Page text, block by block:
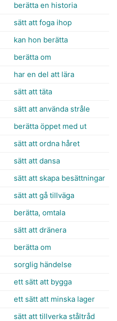
berätta en historia
sätt att foga ihop
kan hon berätta
berätta om
har en del att lära
sätt att täta
sätt att använda stråle
berätta öppet med ut
sätt att ordna håret
sätt att dansa
sätt att skapa besättningar
sätt att gå tillväga
berätta, omtala
sätt att dränera
berätta om
sorglig händelse
ett sätt att bygga
ett sätt att minska lager
sätt att tillverka ståltråd